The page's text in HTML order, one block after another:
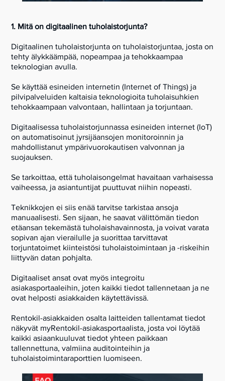
1. Mitä on digitaalinen tuholaistorjunta?
Digitaalinen tuholaistorjunta on tuholaistorjuntaa, josta on
tehty älykkäämpää, nopeampaa ja tehokkaampaa
teknologian avulla.
Se käyttää esineiden internetin (Internet of Things) ja
pilvipalveluiden kaltaisia teknologioita tuholaisuhkien
tehokkaampaan valvontaan, hallintaan ja torjuntaan.
Digitaalisessa tuholaistorjunnassa esineiden internet (IoT)
on automatisoinut jyrsijäansojen monitoroinnin ja
mahdollistanut ympärivuorokautisen valvonnan ja
suojauksen.
Se tarkoittaa, että tuholaisongelmat havaitaan varhaisessa
vaiheessa, ja asiantuntijat puuttuvat niihin nopeasti.
Teknikkojen ei siis enää tarvitse tarkistaa ansoja
manuaalisesti. Sen sijaan, he saavat välittömän tiedon
etäansan tekemästä tuholaishavainnosta, ja voivat varata
sopivan ajan vierailulle ja suorittaa tarvittavat
torjuntatoimet kiinteistösi tuholaistoimintaan ja -riskeihin
liittyvän datan pohjalta.
Digitaaliset ansat ovat myös integroitu
asiakasportaaleihin, joten kaikki tiedot tallennetaan ja ne
ovat helposti asiakkaiden käytettävissä.
Rentokil-asiakkaiden osalta laitteiden tallentamat tiedot
näkyvät myRentokil-asiakasportaalista, josta voi löytää
kaikki asiaankuuluvat tiedot yhteen paikkaan
tallennettuna, valmiina auditointeihin ja
tuholaistoimintaraporttien luomiseen.